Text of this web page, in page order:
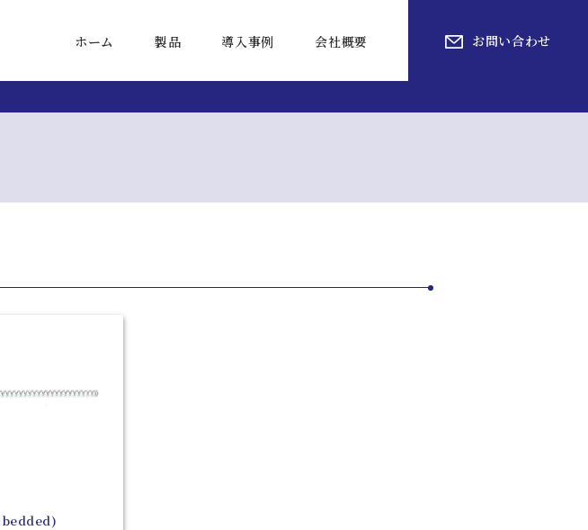
ホーム 製品 導入事例 会社概要 お問い合わせ